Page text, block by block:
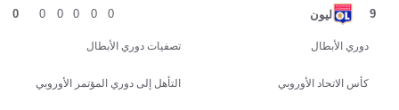
9 ليون 0
0
0
0
0
0
دوري الأبطال تصفيات دوري الأبطال
كأس الاتحاد الأوروبي التأهل إلى دوري المؤتمر الأوروبي